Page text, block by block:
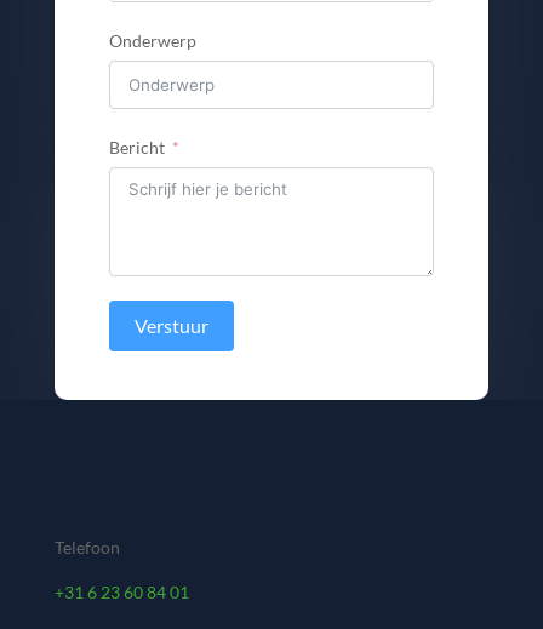
Onderwerp
Bericht
Verstuur
Telefoon
+31 6 23 60 84 01